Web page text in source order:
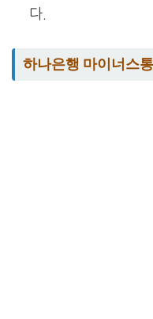
다.
하나은행 마이너스